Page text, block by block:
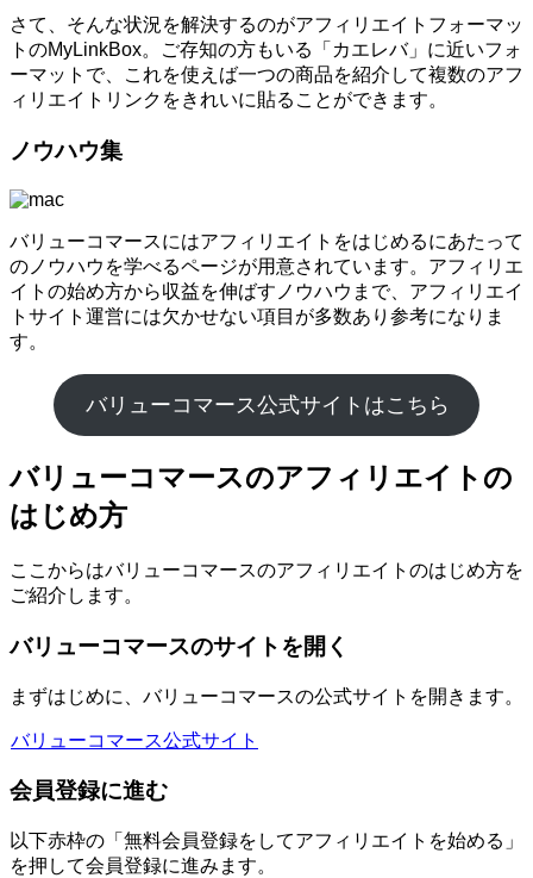
さて、そんな状況を解決するのがアフィリエイトフォーマッ
トのMyLinkBox。ご存知の方もいる「カエレバ」に近いフォ
ーマットで、これを使えば一つの商品を紹介して複数のアフ
ィリエイトリンクをきれいに貼ることができます。
ノウハウ集
バリューコマースにはアフィリエイトをはじめるにあたって
のノウハウを学べるページが用意されています。アフィリエ
イトの始め方から収益を伸ばすノウハウまで、アフィリエイ
トサイト運営には欠かせない項目が多数あり参考になりま
す。
バリューコマース公式サイトはこちら
バリューコマースのアフィリエイトの
はじめ方
ここからはバリューコマースのアフィリエイトのはじめ方を
ご紹介します。
バリューコマースのサイトを開く
まずはじめに、バリューコマースの公式サイトを開きます。
バリューコマース公式サイト
会員登録に進む
以下赤枠の「無料会員登録をしてアフィリエイトを始める」
を押して会員登録に進みます。